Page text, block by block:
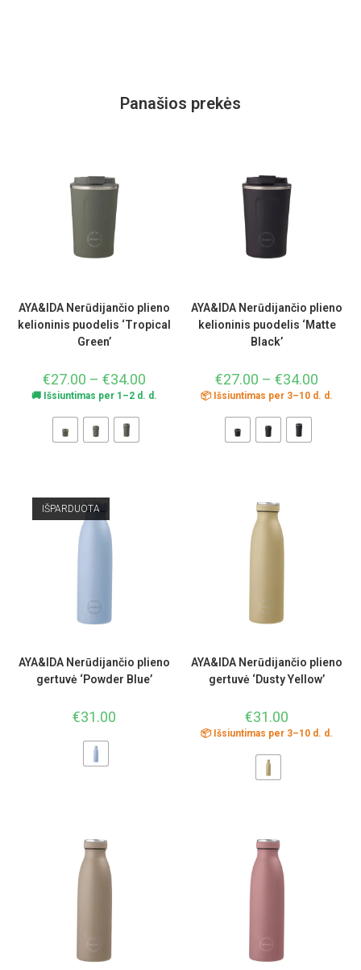
Panašios prekės
AYA&IDA Nerūdijančio plieno
kelioninis puodelis ‘Tropical
Green’
€27.00 – €34.00
🚚 Išsiuntimas per 1–2 d. d.
AYA&IDA Nerūdijančio plieno
kelioninis puodelis ‘Matte
Black’
€27.00 – €34.00
📦 Išsiuntimas per 3–10 d. d.
IŠPARDUOTA
AYA&IDA Nerūdijančio plieno
gertuvė ‘Powder Blue’
€31.00
AYA&IDA Nerūdijančio plieno
gertuvė ‘Dusty Yellow’
€31.00
📦 Išsiuntimas per 3–10 d. d.